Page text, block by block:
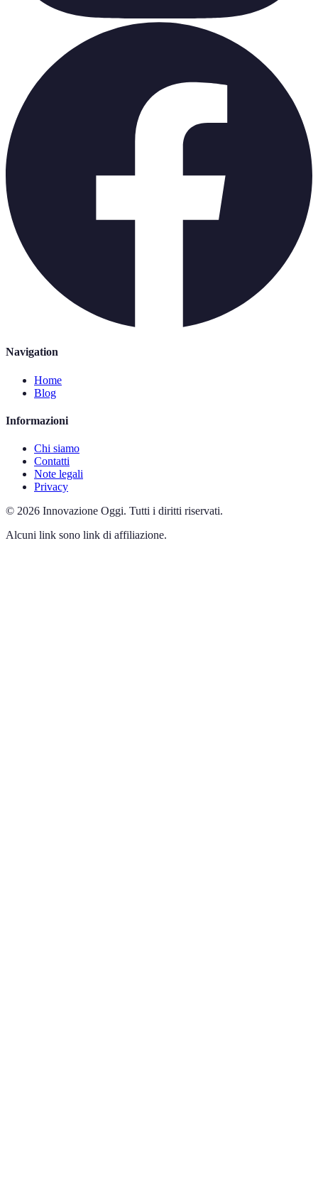
Navigation
Home
Blog
Informazioni
Chi siamo
Contatti
Note legali
Privacy
© 2026 Innovazione Oggi. Tutti i diritti riservati.
Alcuni link sono link di affiliazione.